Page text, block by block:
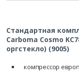
Стандартная
Carboma Cosmo
оргстекло) (9005)
компрессор